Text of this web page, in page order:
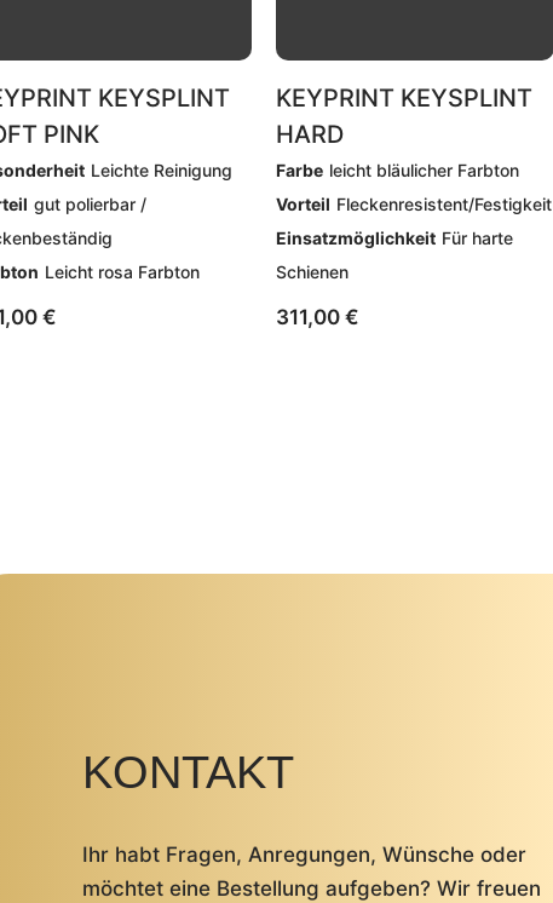
KEYSPLINT
PINK
Leichte Reinigung
gut polierbar /
Leicht rosa Farbton
€
KEYPRINT KEYSPLINT
HARD
Farbe leicht bläulicher Farbton
Vorteil Fleckenresistent/Festigkeit
Einsatzmöglichkeit Für harte
Schienen
311,00 €
KONTAKT
Ihr habt Fragen, Anregungen, Wünsche oder
möchtet eine Bestellung aufgeben? Wir freuen